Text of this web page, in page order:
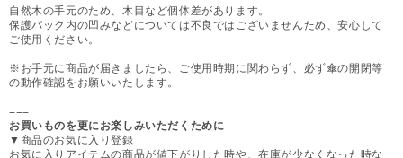
自然木の手元のため、木目など個体差があります。
保護パック内の凹みなどについては不良ではございませんため、安心して
ご使用ください。
※お手元に商品が届きましたら、ご使用時期に関わらず、必ず傘の開閉等
の動作確認をお願いいたします。
===
お買いものを更にお楽しみいただくために
▼商品のお気に入り登録
お気に入りアイテムの商品が値下がりした時や、在庫が少なくなった時な